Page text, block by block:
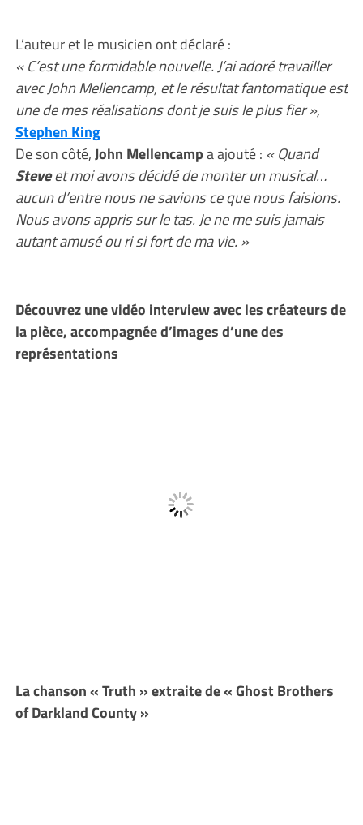
L’auteur et le musicien ont déclaré :
« C’est une formidable nouvelle. J’ai adoré travailler
avec John Mellencamp, et le résultat fantomatique est
une de mes réalisations dont je suis le plus fier »,
Stephen King
De son côté,John Mellencampa ajouté : « Quand
Steveet moi avons décidé de monter un musical…
aucun d’entre nous ne savions ce que nous faisions.
Nous avons appris sur le tas. Je ne me suis jamais
autant amusé ou ri si fort de ma vie. »
Découvrez une vidéo interview avec les créateurs de
la pièce, accompagnée d’images d’une des
représentations
La chanson « Truth » extraite de « Ghost Brothers
of Darkland County »